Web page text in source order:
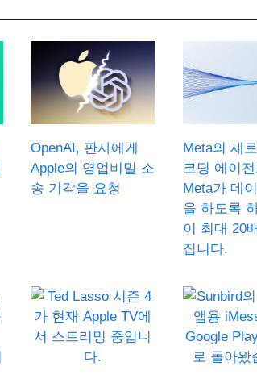
OpenAI, 판사에게
Apple의 영업비밀 소
송 기각을 요청
Meta의 새
코딩 에이
Meta가 데
을 하도록
이 최대 20
집니다.